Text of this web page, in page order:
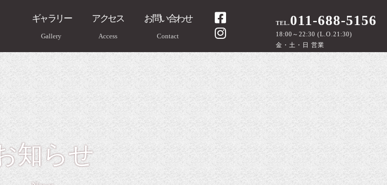
ギャラリー
Gallery
アクセス
Access
お問い合わせ
Contact
011-688-5156
18:00～22:30 (L.O.21:30)
金・土・日 営業
知らせ